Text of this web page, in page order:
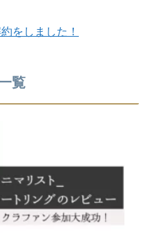
をしました！
覧